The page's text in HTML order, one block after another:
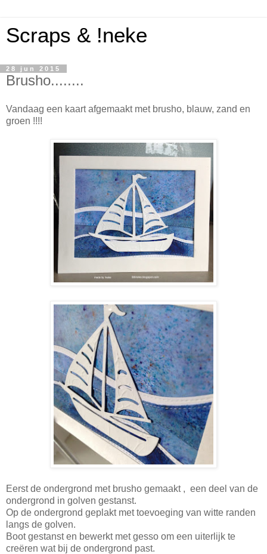
Scraps & !neke
28 jun 2015
Brusho........
Vandaag een kaart afgemaakt met brusho, blauw, zand en
groen !!!!
Eerst de ondergrond met brusho gemaakt , een deel van de
ondergrond in golven gestanst.
Op de ondergrond geplakt met toevoeging van witte randen
langs de golven.
Boot gestanst en bewerkt met gesso om een uiterlijk te
creëren wat bij de ondergrond past.